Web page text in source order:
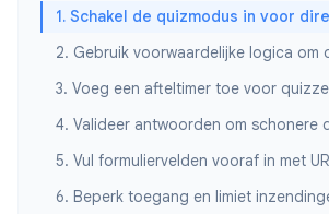
3. Voeg een afteltimer toe voor
5. Vul formuliervelden vooraf in met
6. Beperk toegang en limiet